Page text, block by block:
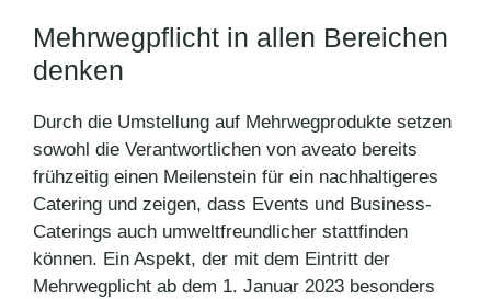
Mehrwegpflicht in allen Bereichen
denken
Durch die Umstellung auf Mehrwegprodukte setzen
sowohl die Verantwortlichen von aveato bereits
frühzeitig einen Meilenstein für ein nachhaltigeres
Catering und zeigen, dass Events und Business-
Caterings auch umweltfreundlicher stattfinden
können. Ein Aspekt, der mit dem Eintritt der
Mehrwegplicht ab dem 1. Januar 2023 besonders